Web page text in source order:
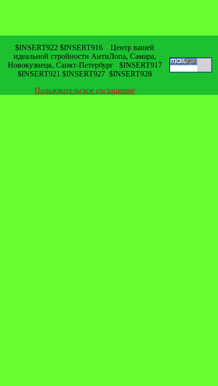
$INSERT922 $INSERT916 Центр вашей
идеальной стройности АнтиЛопа, Самара,
Новокузнецк, Санкт-Петербург $INSERT917
$INSERT921 $INSERT927 $INSERT928
Пользовательское соглашение